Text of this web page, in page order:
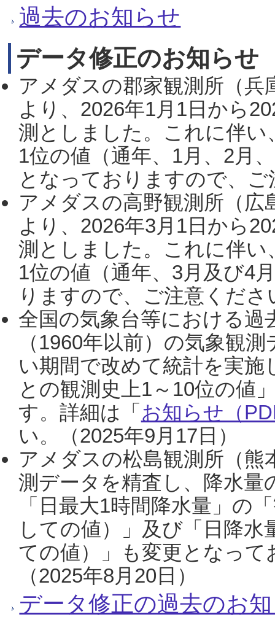
過去のお知らせ
データ修正のお知らせ
アメダスの郡家観測所（
より、2026年1月1日から
測としました。これに伴い
1位の値（通年、1月、2月
となっておりますので、
アメダスの高野観測所（
より、2026年3月1日から
測としました。これに伴い
1位の値（通年、3月及び4
りますので、ご注意くだ
全国の気象台等における過
（1960年以前）の気象観
い期間で改めて統計を実
との観測史上1～10位の値
す。詳細は「 お知らせ（
い。（2025年9月17日）
アメダスの松島観測所（熊
測データを精査し、降水
「日最大1時間降水量」の
しての値）」及び「日降
ての値）」も変更となっ
（2025年8月20日）
データ修正の過去のお